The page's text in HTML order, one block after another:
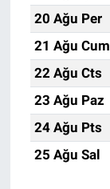
20 Ağu Per
21 Ağu Cum
22 Ağu Cts
23 Ağu Paz
24 Ağu Pts
25 Ağu Sal